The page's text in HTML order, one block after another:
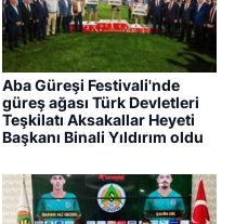
Aba Güreşi Festivali'nde
güreş ağası Türk Devletleri
Teşkilatı Aksakallar Heyeti
Başkanı Binali Yıldırım oldu